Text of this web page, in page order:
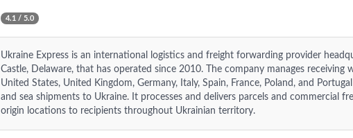
4.1 / 5.0
Ukraine Express is an international logistics and freight forwarding provider
Castle, Delaware, that has operated since 2010. The company manages receiving
United States, United Kingdom, Germany, Italy, Spain, France, Poland, and
and sea shipments to Ukraine. It processes and delivers parcels and commercial
origin locations to recipients throughout Ukrainian territory.